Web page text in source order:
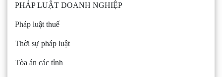
PHÁP LUẬT DOANH NGHIỆP
Pháp luật thuế
Thời sự pháp luật
Tòa án các tỉnh